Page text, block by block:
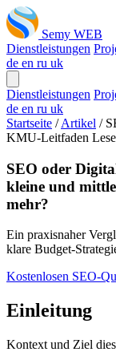
Semy WEB
Dienstleistungen
de en ru uk
Dienstleistungen
de en ru uk
Startseite / Artikel /
KMU-Leitfaden
SEO oder
kleine und
mehr?
Ein praxisnaher
klare Budget-
Kostenlosen SEO-
Einleitung
Kontext und Ziel